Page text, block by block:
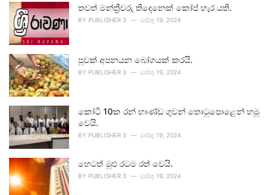
තවත් මන්ත්‍රීවරු තිදෙනෙක් කෝප් හැර යති.
BY PUBLISHER 3 මාර්තු 19, 2024
පුවක් අපනයන බෝගයක් කරයි.
BY PUBLISHER 3 මාර්තු 19, 2024
කෝටි 10ක රන් භාණ්ඩ ගුවන් තොටුපොළෙන් හමු
වෙයි.
BY PUBLISHER 3 මාර්තු 19, 2024
හෙටත් මුළු රටම රත් වෙයි.
BY PUBLISHER 3 මාර්තු 19, 2024